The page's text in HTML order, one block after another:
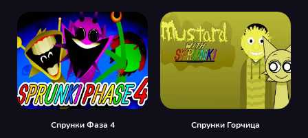
Спрунки Фаза 4 Спрунки Горчица